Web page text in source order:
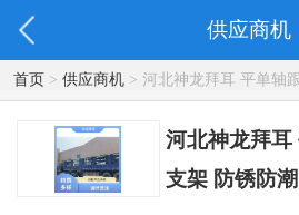
供应商机
首页> 供应商机> 河北神龙拜耳 平单轴
河北神龙拜耳
支架 防锈防潮